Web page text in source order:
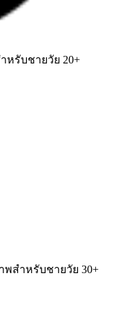
หรับชายวัย 20+
พสำหรับชายวัย 30+